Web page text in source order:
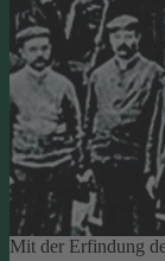
Mit der Erfindung